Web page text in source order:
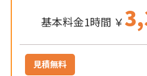
基本料金1時間 ￥
見積無料